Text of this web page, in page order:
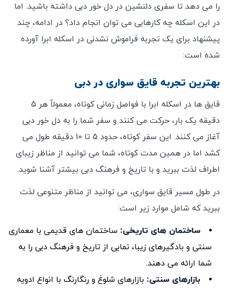
را می‌ دهد تا سفری دلنشین در دل خور دبی داشته باشید. اما
در این اسکله چه کارهایی می ‌توان انجام داد؟ در ادامه، چند
پیشنهاد برای یک تجربه فراموش ‌نشدنی در اسکله ابرا آورده
شده است:
بهترین تجربه قایق ‌سواری در دبی
قایق‌ ها در اسکله ابرا با فواصل زمانی کوتاه، معمولاً هر 5
دقیقه یک ‌بار، حرکت می ‌کنند و سفر شما را به دل خور دبی
آغاز می ‌کنند. این سفر کوتاه، حدود 5 تا 10 دقیقه طول می
‌کشد اما در همین مدت کوتاه، شما می ‌توانید از مناظر زیبای
اطراف لذت ببرید و با تاریخ و فرهنگ دبی بیشتر آشنا شوید.
در طول مسیر قایق‌ سواری، می‌ توانید از مناظر متنوعی لذت
ببرید که شامل موارد زیر است:
ساختمان‌ های تاریخی: ساختمان‌ های قدیمی با معماری
سنتی و بادگیرهای زیبا، نمایی از تاریخ و فرهنگ دبی را به
شما ارائه می ‌دهند.
بازارهای سنتی: بازارهای شلوغ و رنگارنگ با انواع ادویه